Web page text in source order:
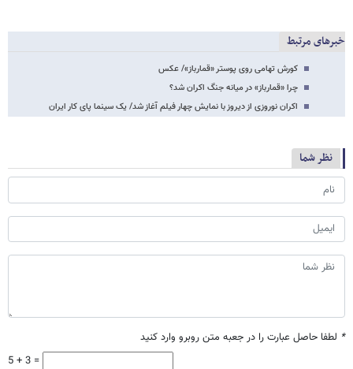
خبرهای مرتبط
کورش تهامی روی پوستر «قمارباز»/ عکس
چرا «قمارباز» در میانه جنگ اکران شد؟
اکران نوروزی از دیروز با نمایش چهار فیلم آغاز شد/ یک سینما پای کار ایران
نظر شما
* لطفا حاصل عبارت را در جعبه متن روبرو وارد کنید
5 + 3 =